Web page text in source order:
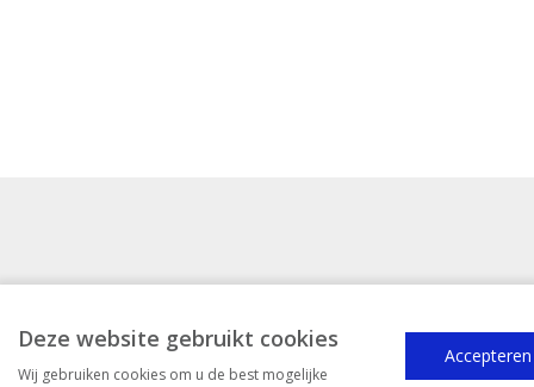
Contact
Deze website gebruikt cookies
Wij gebruiken cookies om u de best mogelijke
Accepteren